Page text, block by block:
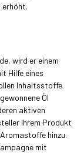
erhöht.
wird er einem
Hilfe eines
Inhaltsstoffe
Öl
aktiven
ihrem Produkt
hinzu.
mit